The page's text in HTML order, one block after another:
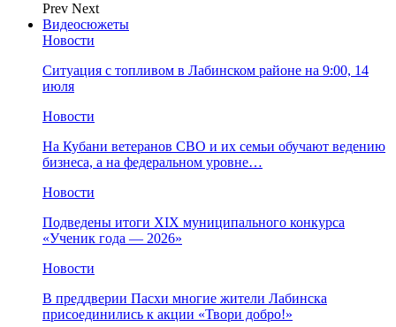
Prev Next
Видеосюжеты
Новости
Ситуация с топливом в Лабинском районе на 9:00, 14
июля
Новости
На Кубани ветеранов СВО и их семьи обучают ведению
бизнеса, а на федеральном уровне…
Новости
Подведены итоги XIX муниципального конкурса
«Ученик года — 2026»
Новости
В преддверии Пасхи многие жители Лабинска
присоединились к акции «Твори добро!»